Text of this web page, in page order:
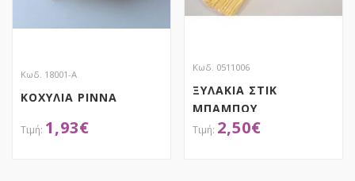
Κωδ. 18001-Α
ΚΟΧΥΛΙΑ PINNA
1,93€
Κωδ. 0511006
ΞΥΛΑΚΙΑ ΣΤΙΚ
ΜΠΑΜΠΟΥ
2,50€